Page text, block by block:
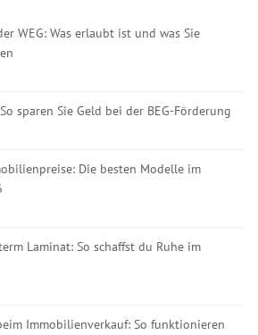
WEG: Was erlaubt ist und was Sie
sparen Sie Geld bei der BEG-Förderung
Die besten Modelle im
Laminat: So schaffst du Ruhe im
Immobilienverkauf: So funktionieren